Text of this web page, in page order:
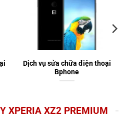
Dịch vụ sửa chữa điện thoại
Bphone
XPERIA XZ2 PREMIUM